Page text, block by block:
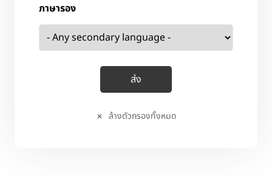
ภาษารอง
ล้างตัวกรองทั้งหมด